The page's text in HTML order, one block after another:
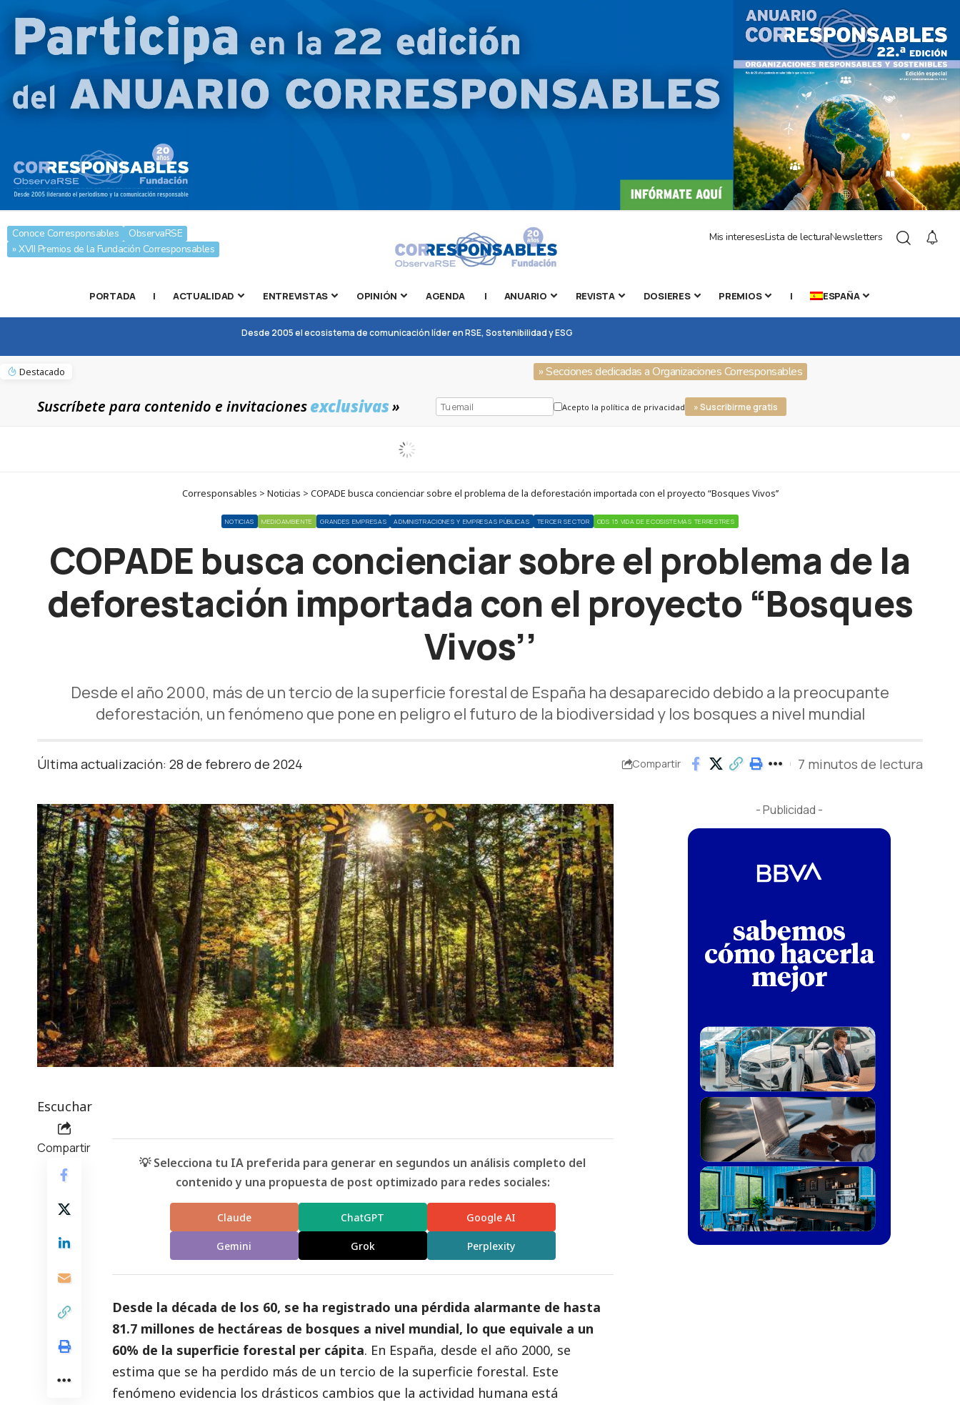
Conoce Corresponsables
ObservaRSE
» XVII Premios de la Fundación Corresponsables
Mis interesesLista de lecturaNewsletters
PORTADA | ACTUALIDAD ENTREVISTAS OPINIÓN AGENDA | ANUARIO REVISTA DOSIERES PREMIOS | ESPAÑA
Desde 2005 el ecosistema de comunicación líder en RSE, Sostenibilidad y ESG
Destacado » Secciones dedicadas a Organizaciones Corresponsables
Suscríbete para contenido e invitacionesexclusivas» Acepto la política de privacidad » Suscribirme gratis
Corresponsables > Noticias > COPADE busca concienciar sobre el problema de la deforestación importada con el proyecto “Bosques Vivos’’
NOTICIAS MEDIOAMBIENTE GRANDES EMPRESAS ADMINISTRACIONES Y EMPRESAS PÚBLICAS TERCER SECTOR ODS 15 VIDA DE ECOSISTEMAS TERRESTRES
COPADE busca concienciar sobre el problema de la
deforestación importada con el proyecto “Bosques
Vivos’’
Desde el año 2000, más de un tercio de la superficie forestal de España ha desaparecido debido a la preocupante
deforestación, un fenómeno que pone en peligro el futuro de la biodiversidad y los bosques a nivel mundial
Última actualización: 28 de febrero de 2024 Compartir 7 minutos de lectura
Escuchar
Compartir
💡 Selecciona tu IA preferida para generar en segundos un análisis completo del
contenido y una propuesta de post optimizado para redes sociales:
Claude ChatGPT Google AI
Gemini Grok Perplexity
Desde la década de los 60, se ha registrado una pérdida alarmante de hasta
81.7 millones de hectáreas de bosques a nivel mundial, lo que equivale a un
60% de la superficie forestal per cápita. En España, desde el año 2000, se
estima que se ha perdido más de un tercio de la superficie forestal. Este
fenómeno evidencia los drásticos cambios que la actividad humana está
- Publicidad -